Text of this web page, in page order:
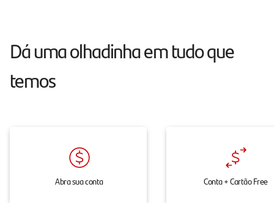
chat,
onde
você
Dá uma olhadinha em tudo que
temos
Abra sua conta Conta + Cartão Free